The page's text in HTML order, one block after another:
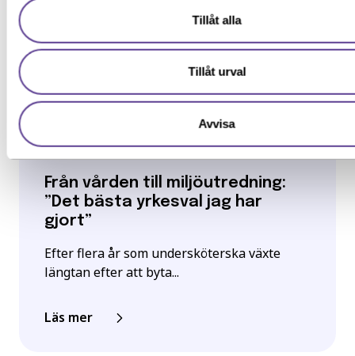
Tillåt alla
Tillåt urval
Avvisa
Inspiration
Från vården till miljöutredning:
”Det bästa yrkesval jag har
gjort”
Efter flera år som undersköterska växte
längtan efter att byta...
Läs mer